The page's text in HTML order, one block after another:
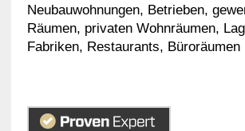
Neubauwohnungen, Betrieben,
Räumen, privaten Wohnräumen,
Fabriken, Restaurants, Büroräumen